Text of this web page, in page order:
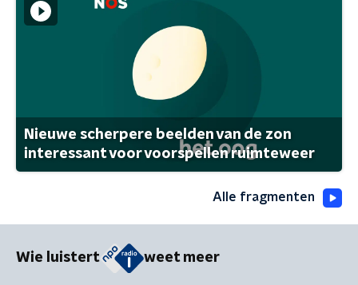
Nieuwe scherpere beelden van de zon
interessant voor voorspellen ruimteweer
Alle fragmenten
Wie luistert weet meer